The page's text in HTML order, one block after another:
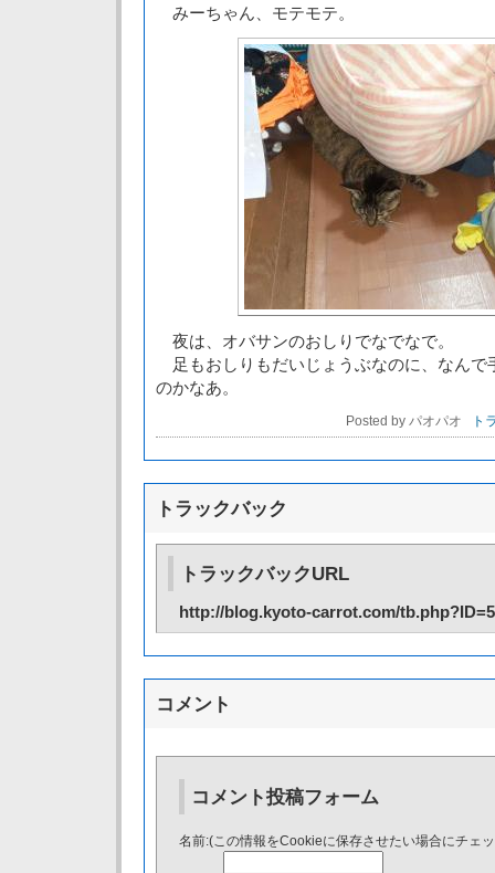
みーちゃん、モテモテ。
夜は、オバサンのおしりでなでなで。
足もおしりもだいじょうぶなのに、なんで
のかなあ。
Posted by パオパオ ト
トラックバック
トラックバックURL
http://blog.kyoto-carrot.com/
コメント
コメント投稿フォーム
名前:(この情報をCookieに保存させたい場合にチェ